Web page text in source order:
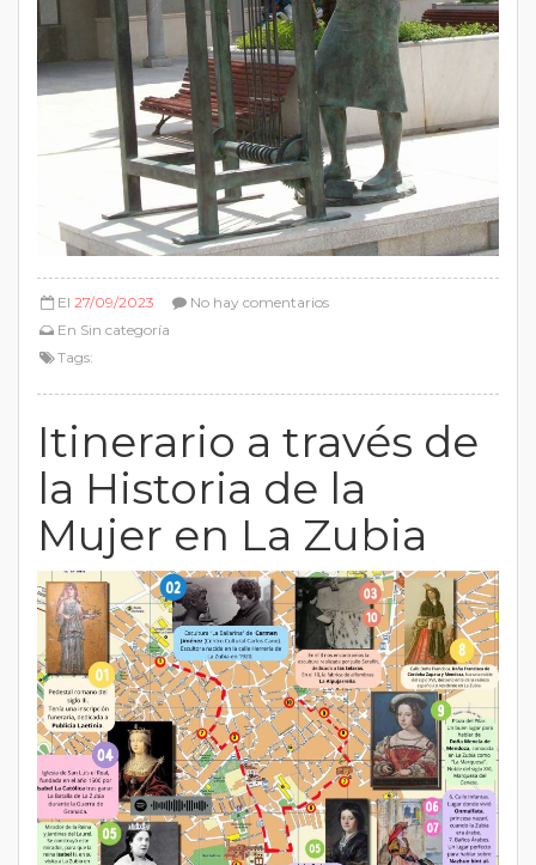
El 27/09/2023
En Sin categoría
Tags:
No hay comentarios
Itinerario a través de
la Historia de la
Mujer en La Zubia